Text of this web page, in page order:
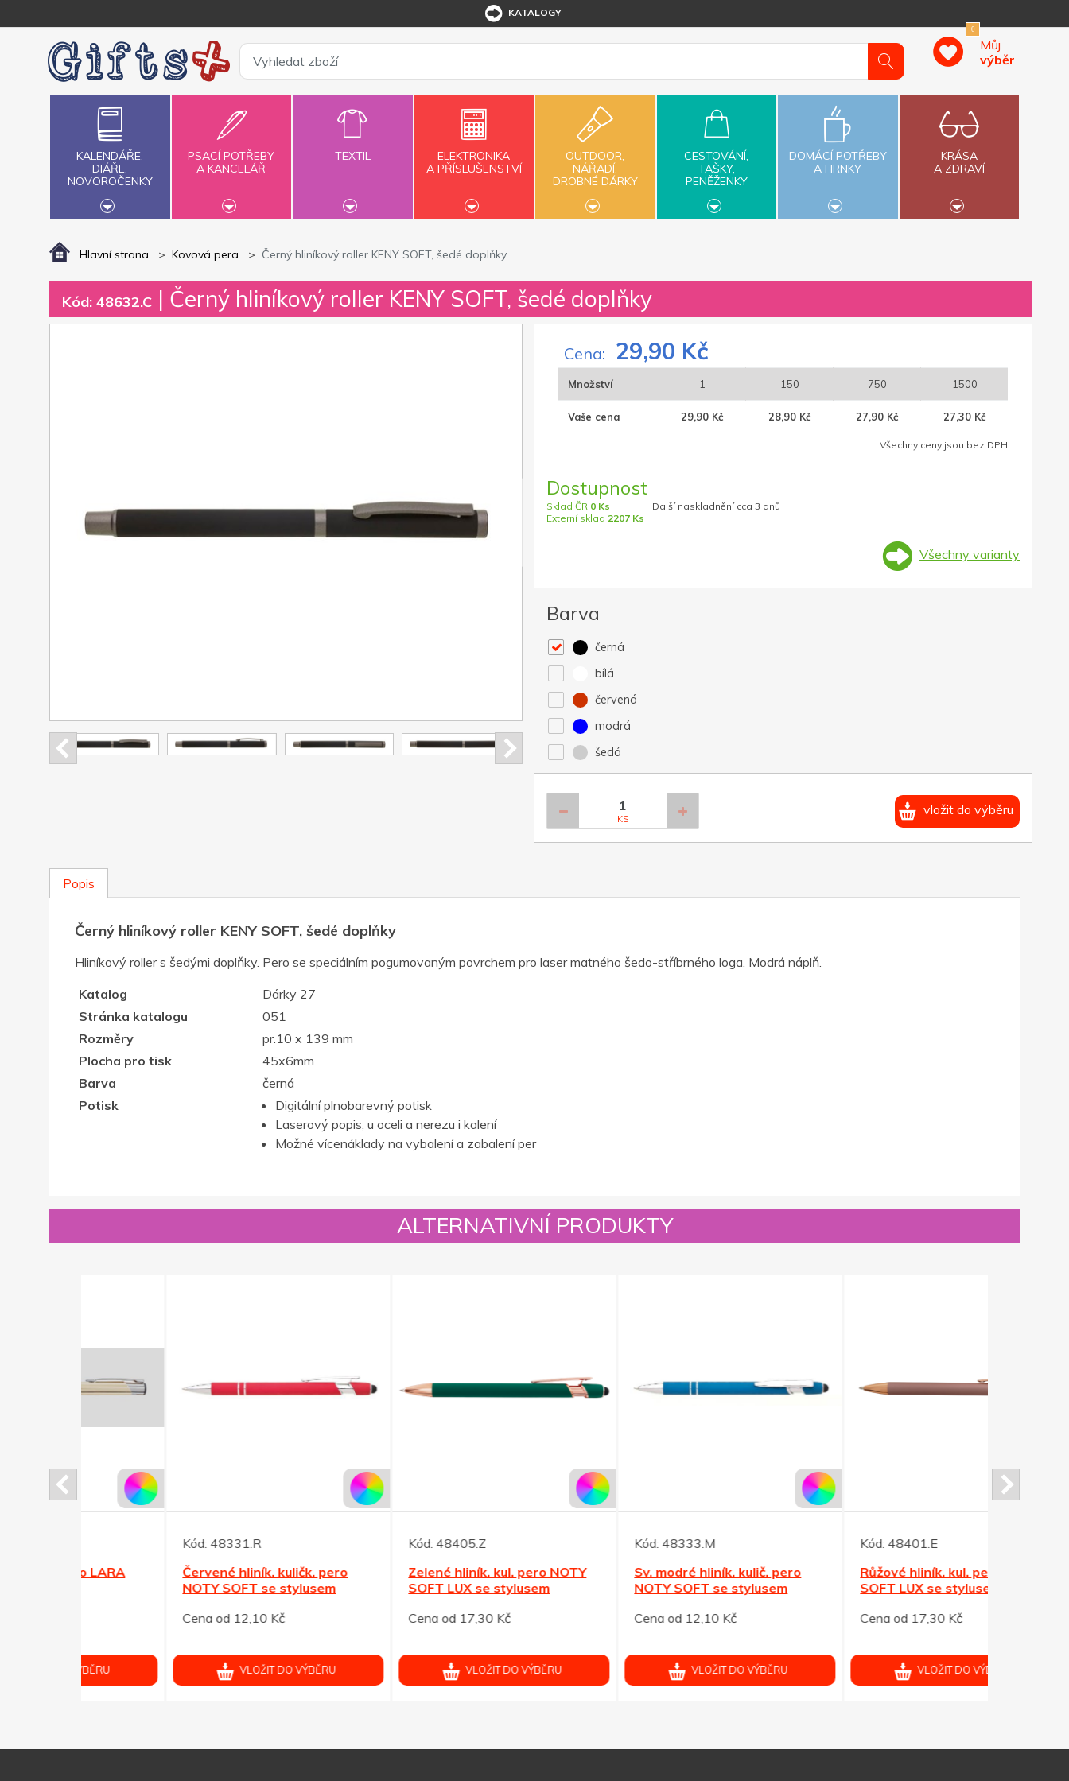
KATALOGY
0
Můj
výběr
KALENDÁŘE,
DIÁŘE,
NOVOROČENKY
PSACÍ POTŘEBY
A KANCELÁŘ
TEXTIL
ELEKTRONIKA
A PŘÍSLUŠENSTVÍ
OUTDOOR,
NÁŘADÍ,
DROBNÉ DÁRKY
CESTOVÁNÍ,
TAŠKY,
PENĚŽENKY
DOMÁCÍ POTŘEBY
A HRNKY
KRÁSA
A ZDRAVÍ
Hlavní strana Kovová pera Černý hliníkový roller KENY SOFT, šedé doplňky
Kód: 48632.C | Černý hliníkový roller KENY SOFT, šedé doplňky
Cena: 29,90 Kč
Množství 1 150 750 1500
Vaše cena 29,90 Kč 28,90 Kč 27,90 Kč 27,30 Kč
Všechny ceny jsou bez DPH
Dostupnost
Sklad ČR 0 Ks
Externí sklad 2207 Ks
Další naskladnění cca 3 dnů
Všechny varianty
Barva
černá
bílá
červená
modrá
šedá
KS
vložit do výběru
Popis
Černý hliníkový roller KENY SOFT, šedé doplňky
Hliníkový roller s šedými doplňky. Pero se speciálním pogumovaným povrchem pro laser matného šedo-stříbrného loga. Modrá náplň.
Katalog
Dárky 27
Stránka katalogu
051
Rozměry
pr.10 x 139 mm
Plocha pro tisk
45x6mm
Barva
černá
Potisk
Digitální plnobarevný potisk
Laserový popis, u oceli a nerezu i kalení
Možné vícenáklady na vybalení a zabalení per
ALTERNATIVNÍ PRODUKTY
Červené hliník. kuličk. pero
NOTY SOFT se stylusem
Cena od 12,10 Kč
VLOŽIT DO VÝBĚRU
Zelené hliník. kul. pero NOTY
SOFT LUX se stylusem
Cena od 17,30 Kč
VLOŽIT DO VÝBĚRU
Sv. modré hliník. kulič. pero
NOTY SOFT se stylusem
Cena od 12,10 Kč
VLOŽIT DO VÝBĚRU
Růžové hliník. kul. pero NOTY
SOFT LUX se stylusem
Cena od 17,30 Kč
VLOŽIT DO VÝBĚRU